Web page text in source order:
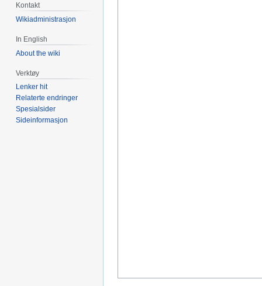
Kontakt
Wikiadministrasjon
In English
About the wiki
Verktøy
Lenker hit
Relaterte endringer
Spesialsider
Sideinformasjon